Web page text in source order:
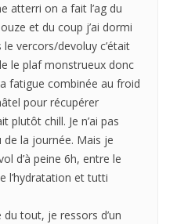
atterri on a fait l’ag du
et du coup j’ai dormi
vercors/devoluy c’était
le plaf monstrueux donc
fatigue combinée au froid
pour récupérer
plutôt chill. Je n’ai pas
la journée. Mais je
d’à peine 6h, entre le
l’hydratation et tutti
tout, je ressors d’un